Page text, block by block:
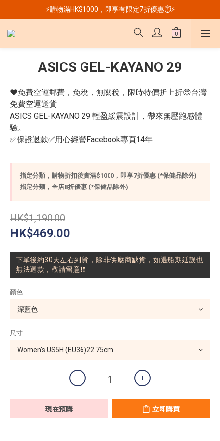
⚡購物滿HK$1000，即享有限定7折優惠⏱️⚡
ASICS GEL-KAYANO 29
❤️免費空運郵費，免稅，無關稅，限時特價折上折😍台灣
免費空運送貨
ASICS GEL-KAYANO 29 輕盈緩震設計，帶來無壓跑感體
驗。
✅保證退款✅用心經營Facebook專頁14年
指定分類，購物折扣後實滿$1000，即享7折優惠 (*保健品除外)
指定分類，全店8折優惠 (*保健品除外)
HK$1,190.00
HK$469.00
下單後約30天左右到貨，除非供應商缺貨，如遇船期延誤也
無法退款，敬請留意❗❗
顏色
尺寸
現在預購 立即購買